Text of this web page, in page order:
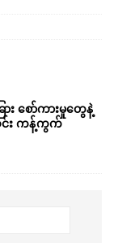
း စော်ကားမှုတွေနဲ့
း ကန့်ကွက်